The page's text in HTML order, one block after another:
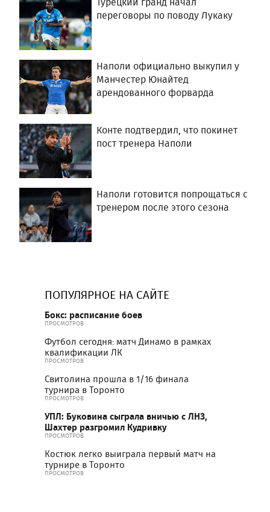
переговоры по поводу Лукаку
Наполи официально выкупил у
Манчестер Юнайтед
арендованного форварда
Конте подтвердил, что покинет
пост тренера Наполи
Наполи готовится попрощаться с
тренером после этого сезона
ПОПУЛЯРНОЕ НА САЙТЕ
Бокс: расписание боев
ПРОСМОТРОВ
Футбол сегодня: матч Динамо в рамках
квалификации ЛК
ПРОСМОТРОВ
Свитолина прошла в 1/16 финала
турнира в Торонто
ПРОСМОТРОВ
УПЛ: Буковина сыграла вничью с ЛНЗ,
Шахтер разгромил Кудривку
ПРОСМОТРОВ
Костюк легко выиграла первый матч на
турнире в Торонто
ПРОСМОТРОВ